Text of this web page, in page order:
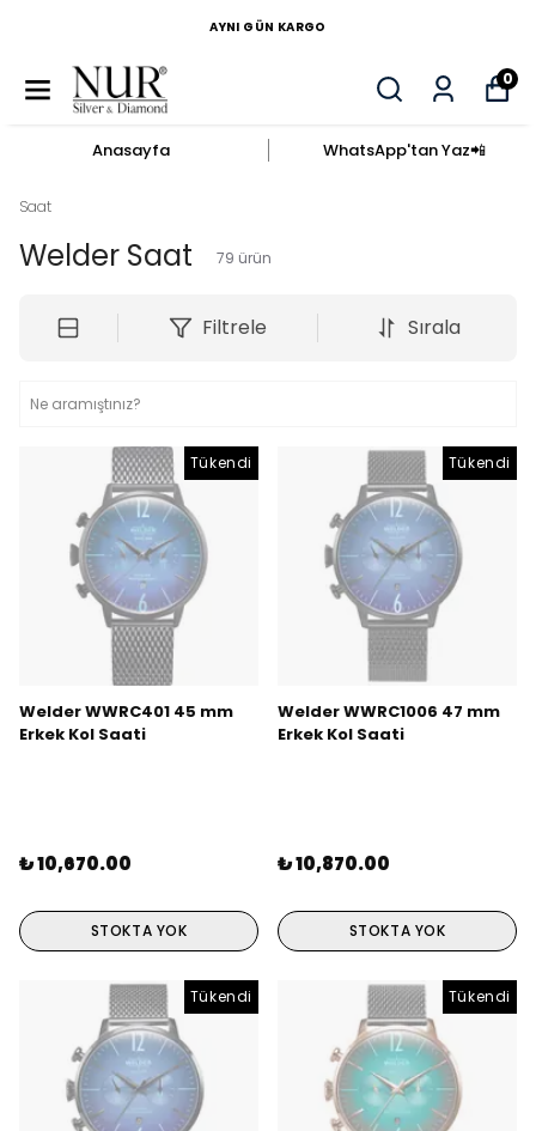
AYNI GÜN KARGO
0
Anasayfa WhatsApp'tan Yaz​📲​
Saat
Welder Saat 79 ürün
Filtrele Sırala
Tükendi
Welder WWRC401 45 mm
Erkek Kol Saati
₺ 10,670.00
STOKTA YOK
Tükendi
Welder WWRC1006 47 mm
Erkek Kol Saati
₺ 10,870.00
STOKTA YOK
Tükendi Tükendi